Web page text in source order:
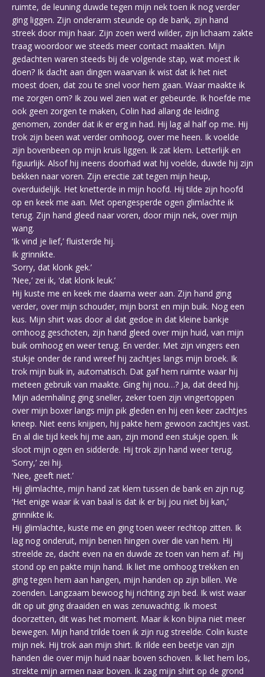
ruimte, de leuning duwde tegen mijn nek toen ik nog verder
ging liggen. Zijn onderarm steunde op de bank, zijn hand
streek door mijn haar. Zijn zoen werd wilder, zijn lichaam zakte
traag woordoor we steeds meer contact maakten. Mijn
gedachten waren steeds bij de volgende stap, wat moest ik
doen? Ik dacht aan dingen waarvan ik wist dat ik het niet
moest doen, dat zou te snel voor hem gaan. Waar maakte ik
me zorgen om? Ik zou wel zien wat er gebeurde. Ik hoefde me
ook geen zorgen te maken, Colin had allang de leiding
genomen, zonder dat ik er erg in had. Hij lag al half op me. Hij
trok zijn been wat verder omhoog, over me heen. Ik voelde
zijn bovenbeen op mijn kruis liggen. Ik zat klem. Letterlijk en
figuurlijk. Alsof hij ineens doorhad wat hij voelde, duwde hij zijn
bekken naar voren. Zijn erectie zat tegen mijn heup,
overduidelijk. Het knetterde in mijn hoofd. Hij tilde zijn hoofd
op en keek me aan. Met opengesperde ogen glimlachte ik
terug. Zijn hand gleed naar voren, door mijn nek, over mijn
wang.
‘Ik vind je lief,’ fluisterde hij.
Ik grinnikte.
‘Sorry, dat klonk gek.’
‘Nee,’ zei ik, ‘dat klonk leuk.’
Hij kuste me en keek me daarna weer aan. Zijn hand ging
verder, over mijn schouder, mijn borst en mijn buik. Nog een
kus. Mijn shirt was door al dat gedoe in dat kleine bankje
omhoog geschoten, zijn hand gleed over mijn huid, van mijn
buik omhoog en weer terug. En verder. Met zijn vingers een
stukje onder de rand wreef hij zachtjes langs mijn broek. Ik
trok mijn buik in, automatisch. Dat gaf hem ruimte waar hij
meteen gebruik van maakte. Ging hij nou…? Ja, dat deed hij.
Mijn ademhaling ging sneller, zeker toen zijn vingertoppen
over mijn boxer langs mijn pik gleden en hij een keer zachtjes
kneep. Niet eens knijpen, hij pakte hem gewoon zachtjes vast.
En al die tijd keek hij me aan, zijn mond een stukje open. Ik
sloot mijn ogen en sidderde. Hij trok zijn hand weer terug.
‘Sorry,’ zei hij.
‘Nee, geeft niet.’
Hij glimlachte, mijn hand zat klem tussen de bank en zijn rug.
‘Het enige waar ik van baal is dat ik er bij jou niet bij kan,’
grinnikte ik.
Hij glimlachte, kuste me en ging toen weer rechtop zitten. Ik
lag nog onderuit, mijn benen hingen over die van hem. Hij
streelde ze, dacht even na en duwde ze toen van hem af. Hij
stond op en pakte mijn hand. Ik liet me omhoog trekken en
ging tegen hem aan hangen, mijn handen op zijn billen. We
zoenden. Langzaam bewoog hij richting zijn bed. Ik wist waar
dit op uit ging draaiden en was zenuwachtig. Ik moest
doorzetten, dit was het moment. Maar ik kon bijna niet meer
bewegen. Mijn hand trilde toen ik zijn rug streelde. Colin kuste
mijn nek. Hij trok aan mijn shirt. Ik rilde een beetje van zijn
handen die over mijn huid naar boven schoven. Ik liet hem los,
strekte mijn armen naar boven. Ik zag mijn shirt op de grond